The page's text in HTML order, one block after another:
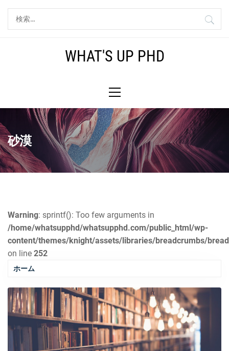
ッ
プ
索:
WHAT'S UP PHD
イ
メ
ニ
ュ
ー
砂漠
Warning: sprintf(): Too few arguments in
/home/whatsupphd/whatsupphd.com/public_html/wp-
content/themes/knight/assets/libraries/breadcrumbs/
on line 252
ホーム